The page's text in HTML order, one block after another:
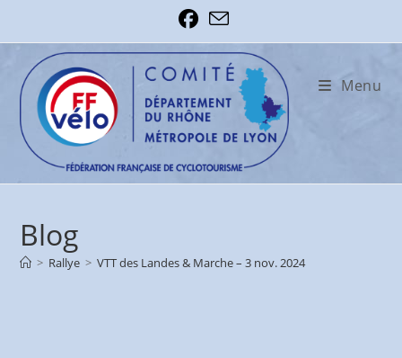
content
Menu
Blog
> Rallye > VTT des Landes & Marche – 3 nov. 2024